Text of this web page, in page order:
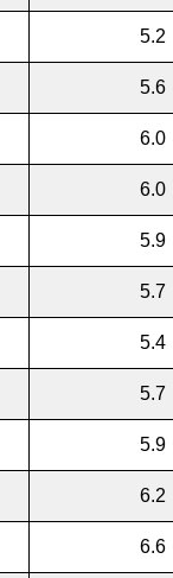
5.2
5.6
6.0
6.0
5.9
5.7
5.4
5.7
5.9
6.2
6.6